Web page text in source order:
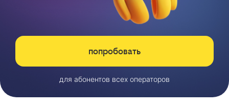
попробовать
для абонентов всех операторов